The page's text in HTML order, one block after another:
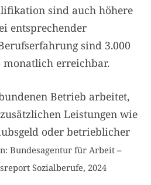
sind auch höhere
entsprechender
sind 3.000
erreichbar.
Betrieb arbeitet,
Leistungen wie
oder betrieblicher
Bundesagentur für Arbeit –
Sozialberufe, 2024